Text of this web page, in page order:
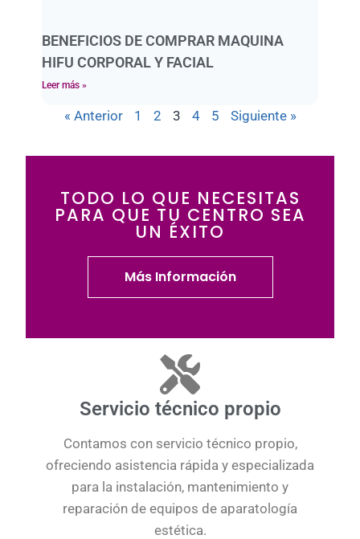
BENEFICIOS DE COMPRAR MAQUINA
HIFU CORPORAL Y FACIAL
Leer más »
« Anterior 1 2 3 4 5 Siguiente »
TODO LO QUE NECESITAS
PARA QUE TU CENTRO SEA
UN ÉXITO
Más Información
Servicio técnico propio
Contamos con servicio técnico propio,
ofreciendo asistencia rápida y especializada
para la instalación, mantenimiento y
reparación de equipos de aparatología
estética.